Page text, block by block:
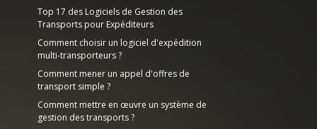
Top 17 des Logiciels de Gestion des
Transports pour Expéditeurs
Comment choisir un logiciel d'expédition
multi-transporteurs ?
Comment mener un appel d'offres de
transport simple ?
Comment mettre en œuvre un système de
gestion des transports ?